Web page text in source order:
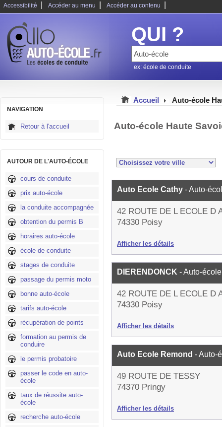
Accessibilité Accéder au menu Accéder au contenu
QUI ?
ex: école de conduite
NAVIGATION
Retour à l'accueil
AUTOUR DE L'AUTO-ÉCOLE
cours de conduite
prix auto-école
la conduite accompagnée
obtention du permis B
horaires auto-école
école de conduite
stages de conduite
passage du permis moto
bonne auto-école
tarifs auto-école
récupération de points
formation au permis de
conduire
le permis probatoire
passer le code en auto-
école
taux de réussite auto-
école
recherche auto-école
Accueil Auto-école
Auto-école Haute
Auto Ecole Cathy - Auto-
42 ROUTE DE L ECOLE D
74330 Poisy
Afficher les détails
DIERENDONCK - Auto-école
42 ROUTE DE L ECOLE D
74330 Poisy
Afficher les détails
Auto Ecole Remond - Auto-
49 ROUTE DE TESSY
74370 Pringy
Afficher les détails